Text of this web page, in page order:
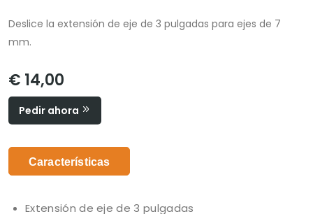
Deslice la extensión de eje de 3 pulgadas para ejes de 7
mm.
€ 14,00
Pedir ahora
Características
Extensión de eje de 3 pulgadas